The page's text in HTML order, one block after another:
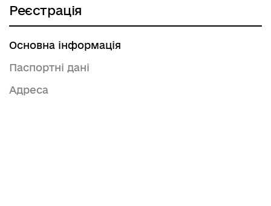
Реєстрація
Основна інформація
Паспортні дані
Адреса